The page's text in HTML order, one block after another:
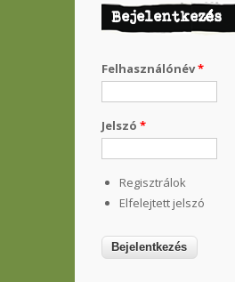
Bejelentkezés
Felhasználónév*
Jelszó *
Regisztrálok
Elfelejtett jelszó